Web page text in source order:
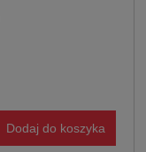
Dodaj do koszyka